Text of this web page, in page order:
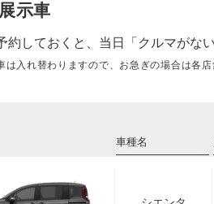
示車
約しておくと、当日「クルマがな
は入れ替わりますので、お急ぎの場合は各店
車種名